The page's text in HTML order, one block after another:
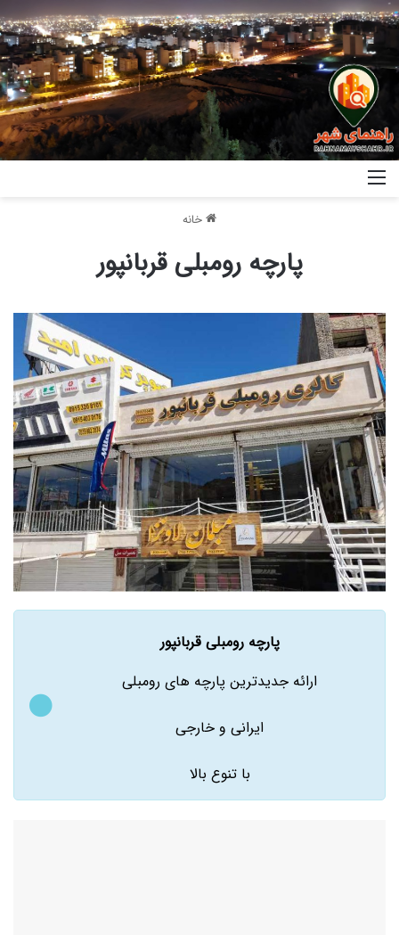
خانه
پارچه رومبلی قربانپور
پارچه رومبلی قربانپور
ارائه جدیدترین پارچه های رومبلی
ایرانی و خارجی
با تنوع بالا